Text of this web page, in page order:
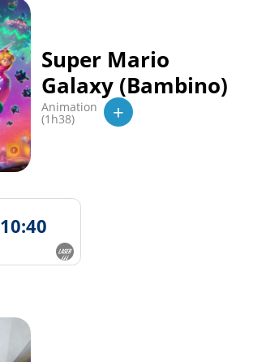
Super Mario
Galaxy (Bambino)
Animation
(1h38) +
10:40